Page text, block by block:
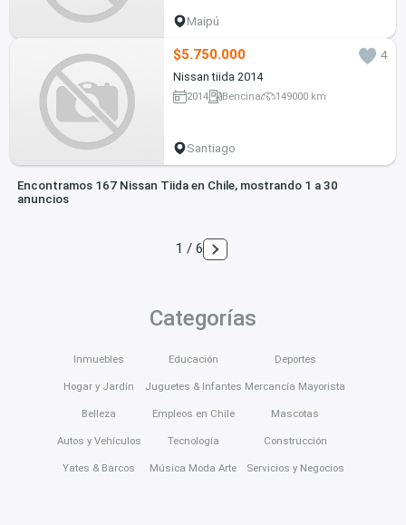
Maipú
$5.750.000
4
Nissan tiida 2014
2014 Bencina 149000 km
Santiago
Encontramos 167 Nissan Tiida en Chile, mostrando 1 a 30
anuncios
1 / 6
Categorías
Inmuebles
Hogar y Jardín
Belleza
Autos y Vehículos
Yates & Barcos
Educación
Juguetes & Infantes
Empleos en Chile
Tecnología
Música Moda Arte
Deportes
Mercancía Mayorista
Mascotas
Construcción
Servicios y Negocios